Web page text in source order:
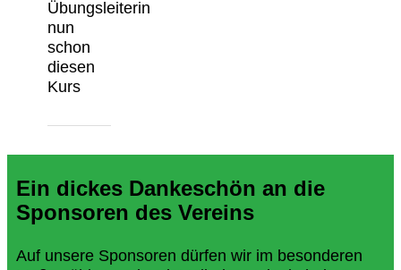
Übungsleiterin
nun
schon
diesen
Kurs
Ein dickes Dankeschön an die
Sponsoren des Vereins
Auf unsere Sponsoren dürfen wir im besonderen